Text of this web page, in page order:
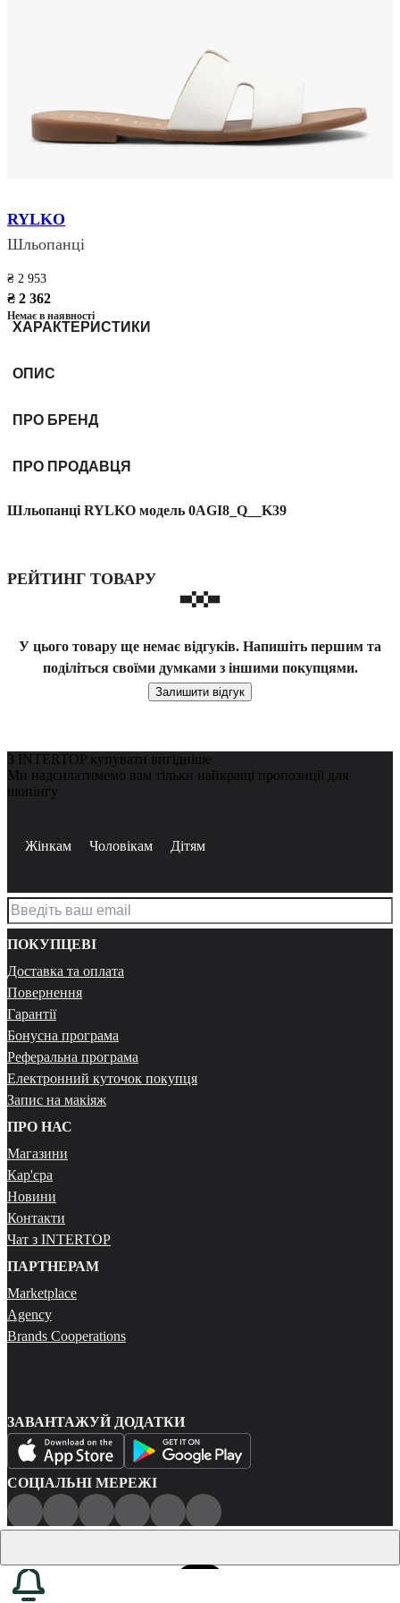
RYLKO
Шльопанці
₴ 2 953
₴ 2 362
Немає в наявності
ХАРАКТЕРИСТИКИ
ОПИС
ПРО БРЕНД
ПРО ПРОДАВЦЯ
Шльопанці RYLKO модель 0AGI8_Q__K39
РЕЙТИНГ ТОВАРУ
У цього товару ще немає відгуків. Напишіть першим та
поділіться своїми думками з іншими покупцями.
Залишити відгук
З INTERTOP купувати вигідніше
Ми надсилатимемо вам тільки найкращі пропозиції для
шопінгу
Жінкам Чоловікам Дітям
ПОКУПЦЕВІ
Доставка та оплата
Повернення
Гарантії
Бонусна програма
Реферальна програма
Електронний куточок покупця
Запис на макіяж
ПРО НАС
Магазини
Кар'єра
Новини
Контакти
Чат з INTERTOP
ПАРТНЕРАМ
Marketplace
Agency
Brands Cooperations
ЗАВАНТАЖУЙ ДОДАТКИ
СОЦІАЛЬНІ МЕРЕЖІ
Політика конфіденційності
Карта сайту